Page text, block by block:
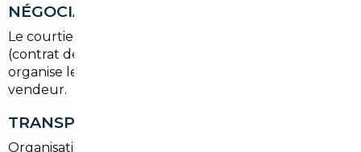
NÉGOCIATION ET ACHAT
Le courtier négocie le prix, vérifie les documents
(contrat de vente, certificat de conformité) et
organise le paiement sécurisé entre acheteur et
vendeur.
TRANSPORT ET IMMATRICULATION
Organisation du rapatriement vers Le Taillan-Médoc,